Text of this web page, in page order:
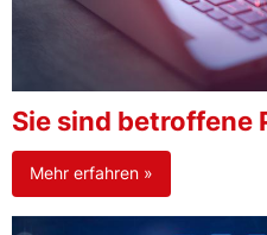
Sie sind betroffene
Mehr erfahren »